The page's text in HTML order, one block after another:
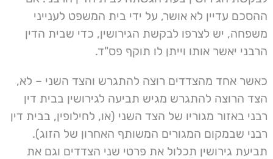
ההסכם עדיין לא אושר, על ידי בית המשפט לענייני
משפחה, יש לצרפו לבקשת הגירושין, כדי שבית הדין
הרבני יאשר אותו וייתן לו תוקף פס"ד.
כאשר אחד מהצדדים רוצה להתגרש והצד השני – לא,
הצד הרוצה להתגרש מגיש תביעה לגירושין בבית דין
רבני באזור מגוריו של הצד השני (או, לחילופין, בבית דין
רבני שבמקום המגורים המשותף האחרון של הזוג).
תביעת גירושין תכלול את פרטי שני הצדדים וגם את